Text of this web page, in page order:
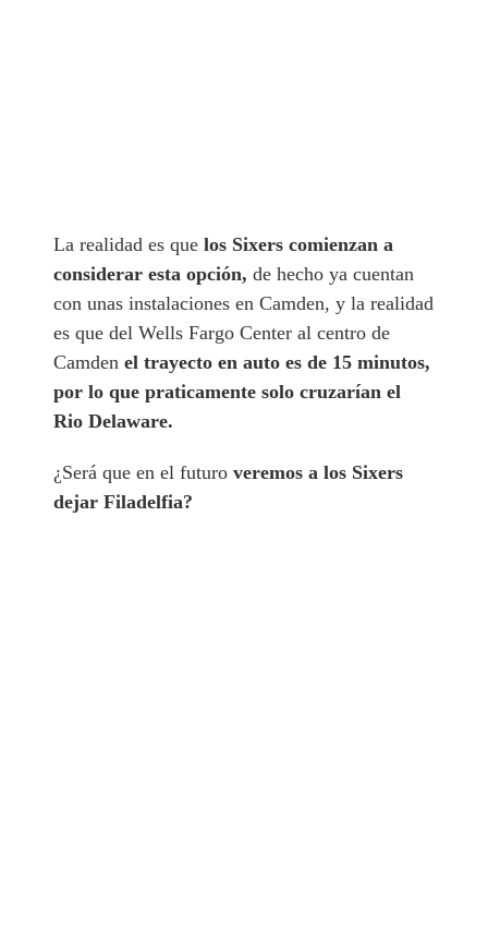
La realidad es que los Sixers comienzan a
considerar esta opción, de hecho ya cuentan
con unas instalaciones en Camden, y la realidad
es que del Wells Fargo Center al centro de
Camdenel trayecto en auto es de 15 minutos,
por lo que praticamente solo cruzarían el
Rio Delaware.
¿Será que en el futuroveremos a los Sixers
dejar Filadelfia?